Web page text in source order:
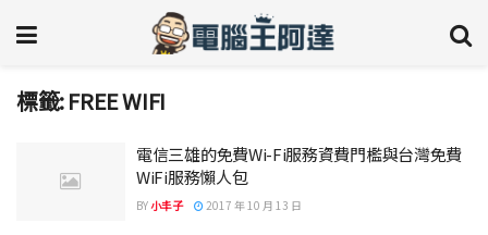
標籤:FREE WIFI
電信三雄的免費Wi-Fi服務資費門檻與台灣免費
WiFi服務懶人包
BY小丰子 2017 年 10 月 13 日